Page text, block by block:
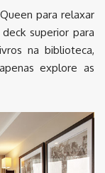
para relaxar
superior para
na biblioteca,
explore as